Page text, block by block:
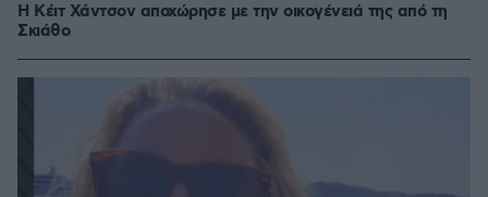
Η Κέιτ Χάντσον αποχώρησε με την οικογένειά της από τη
Σκιάθο